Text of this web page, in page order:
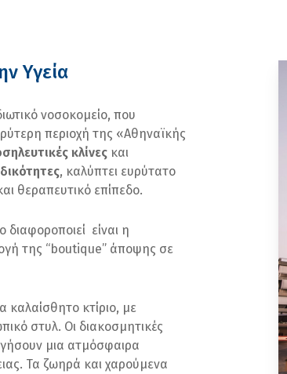
Υγεία
νοσοκομείο, που
περιοχή της «Αθηναϊκής
κλίνες και
, καλύπτει ευρύτατο
θεραπευτικό επίπεδο.
διαφοροποιεί είναι η
της “boutique” άποψης σε
καλαίσθητο κτίριο, με
στυλ. Οι διακοσμητικές
μια ατμόσφαιρα
Τα ζωηρά και χαρούμενα